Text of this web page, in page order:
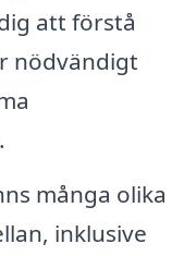
att förstå
nödvändigt
många olika
inklusive